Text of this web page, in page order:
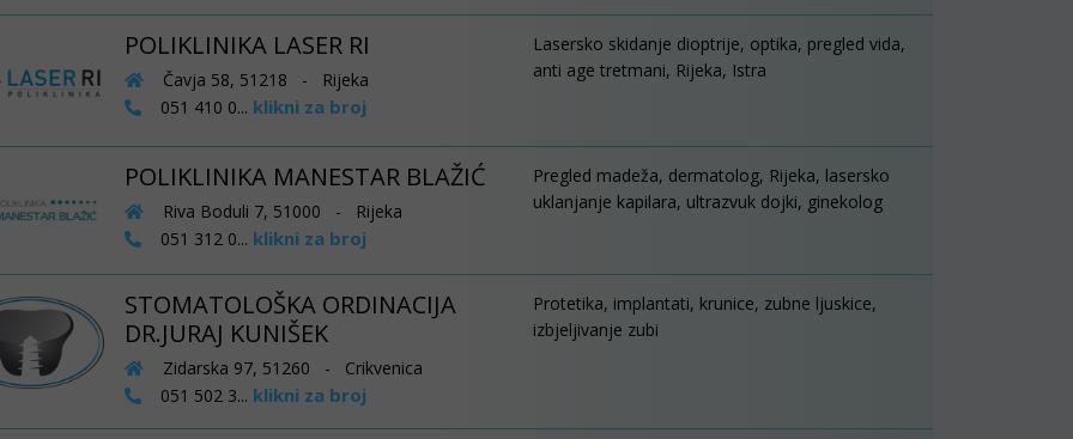
POLIKLINIKA LASER RI
Čavja 58, 51218 - Rijeka
051 410 0... klikni za broj
Lasersko skidanje dioptrije, optika, pregled vida,
anti age tretmani, Rijeka, Istra
POLIKLINIKA MANESTAR BLAŽIĆ
Riva Boduli 7, 51000 - Rijeka
051 312 0... klikni za broj
Pregled madeža, dermatolog, Rijeka, lasersko
uklanjanje kapilara, ultrazvuk dojki, ginekolog
STOMATOLOŠKA ORDINACIJA
DR.JURAJ KUNIŠEK
Zidarska 97, 51260 - Crikvenica
051 502 3... klikni za broj
Protetika, implantati, krunice, zubne ljuskice,
izbjeljivanje zubi